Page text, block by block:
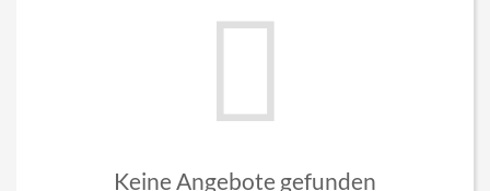
Keine Angebote gefunden